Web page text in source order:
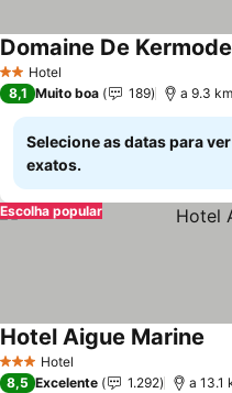
2 Estrelas
Hotel
Domaine De
8,1 Muito boa 189 a 9.3
Selecione as datas para
exatos.
Escolha popular
3 EstrelasHotel
Hotel Aigue Marine
8,5 Excelente 1.292 a 13.1